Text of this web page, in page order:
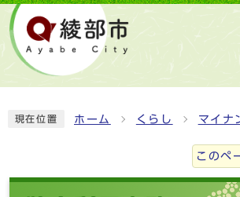
現在位置 ホーム くらし マイナ
このペ